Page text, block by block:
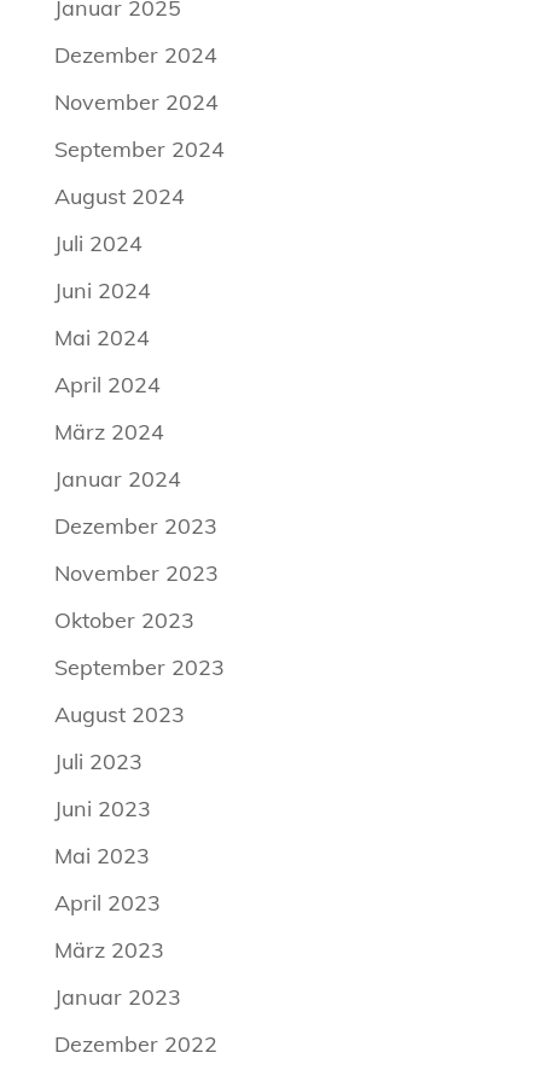
Januar 2025
Dezember 2024
November 2024
September 2024
August 2024
Juli 2024
Juni 2024
Mai 2024
April 2024
März 2024
Januar 2024
Dezember 2023
November 2023
Oktober 2023
September 2023
August 2023
Juli 2023
Juni 2023
Mai 2023
April 2023
März 2023
Januar 2023
Dezember 2022